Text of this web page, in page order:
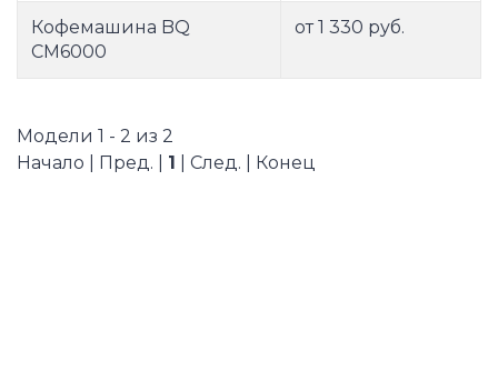
Кофемашина BQ
CM6000
от 1 330 руб.
Модели 1 - 2 из 2
Начало | Пред. | 1 | След. | Конец